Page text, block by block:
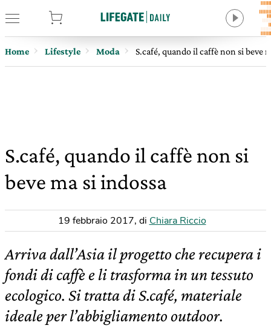
Home Lifestyle Moda S.café, quando il caffè non si beve
S.café, quando il caffè non si
beve ma si indossa
19 febbraio 2017, di Chiara Riccio
Arriva dall’Asia il progetto che recupera i
fondi di caffè e li trasforma in un tessuto
ecologico. Si tratta di S.café, materiale
ideale per l’abbigliamento outdoor.